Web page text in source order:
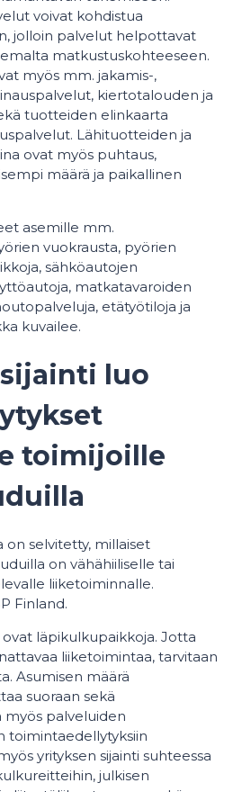
voivat kohdistua
jolloin palvelut helpottavat
matkustuskohteeseen.
myös mm. jakamis-,
kiertotalouden ja
tuotteiden elinkaarta
Lähituotteiden ja
ovat myös puhtaus,
määrä ja paikallinen
asemille mm.
vuokrausta, pyörien
sähköautojen
matkatavaroiden
etätyötiloja ja
kuvailee.
luo
toimijoille
on selvitetty, millaiset
on vähähiiliselle tai
liiketoiminnalle.
Finland.
läpikulkupaikkoja. Jotta
liiketoimintaa, tarvitaan
Asumisen määrä
suoraan sekä
palveluiden
toimintaedellytyksiin
yrityksen sijainti suhteessa
julkisen